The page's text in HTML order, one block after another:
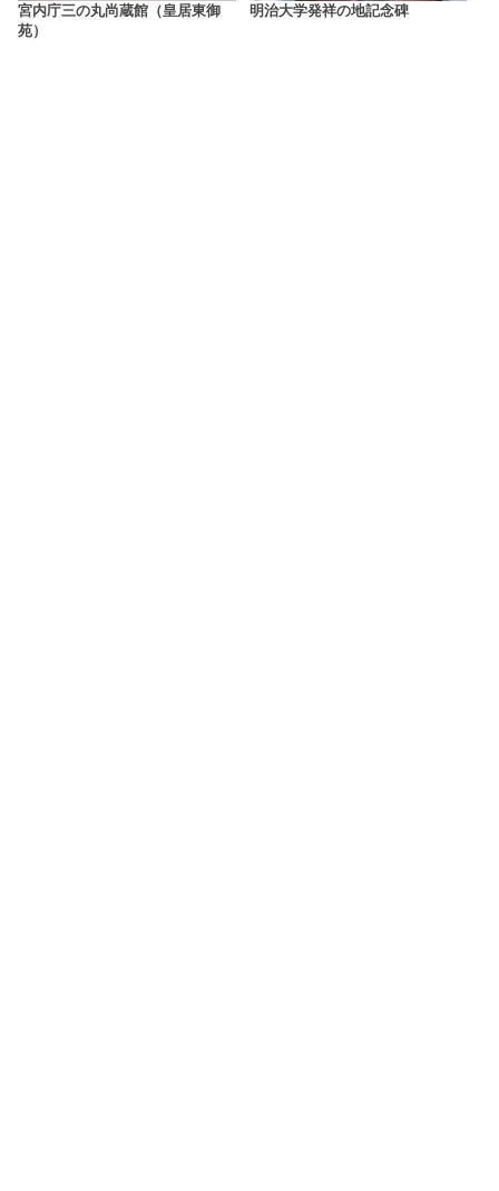
宮内庁三の丸尚蔵館（皇居東御
苑）
明治大学発祥の地記念碑